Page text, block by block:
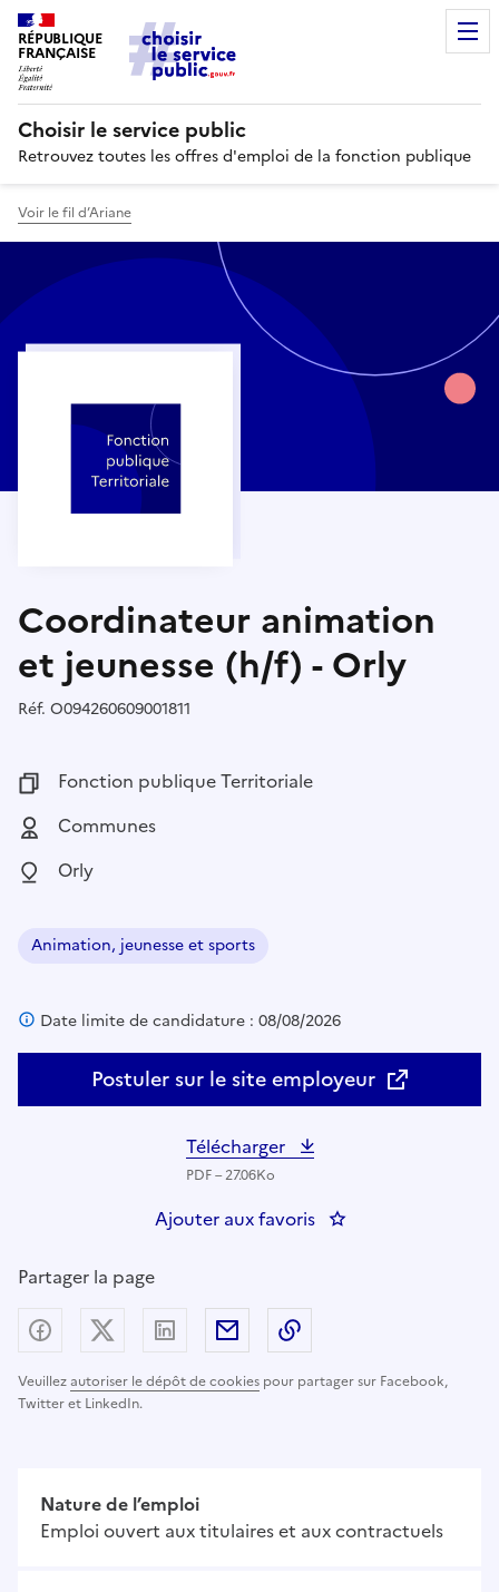
RÉPUBLIQUE
FRANÇAISE
Choisir le service public
Retrouvez toutes les offres d'emploi de la fonction publique
Voir le fil d’Ariane
Coordinateur animation
et jeunesse (h/f) - Orly
Réf. Référence :
O094260609001811
Fonction publique :
Fonction publique Territoriale
Employeur :
Communes
Localisation :
Orly
Domaine :
Animation, jeunesse et sports
Postuler sur le site employeur
Date limite de candidature : 08/08/2026
Télécharger
PDF – 27.06Ko
Ajouter aux favoris : Coordinateur
Partager la page
Veuillezautoriser le dépôt de cookies pour partager sur Facebook,
Twitter et LinkedIn.
Partager sur Facebook
Partager sur X (anciennement Twitter) -
Partager sur LinkedIn
Partager par email
Nature de l’emploi
Emploi ouvert aux titulaires et aux contractuels